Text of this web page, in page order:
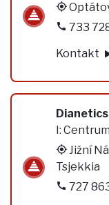
733
Kontakt
I:
Jižní
Tsjekkia
727